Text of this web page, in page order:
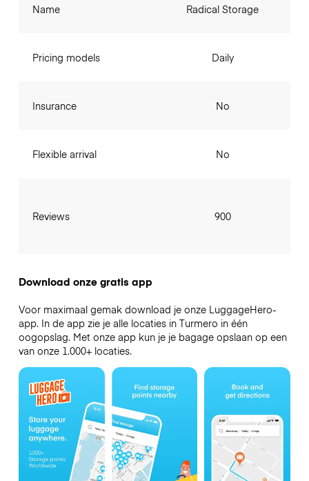
Name
Pricing models
Insurance
Flexible arrival
Reviews
Radical Storage
Daily
No
No
900
Download onze gratis app
Voor maximaal gemak download je onze LuggageHero-
app. In de app zie je alle locaties in Turmero in één
oogopslag. Met onze app kun je je bagage opslaan op een
van onze 1.000+ locaties.